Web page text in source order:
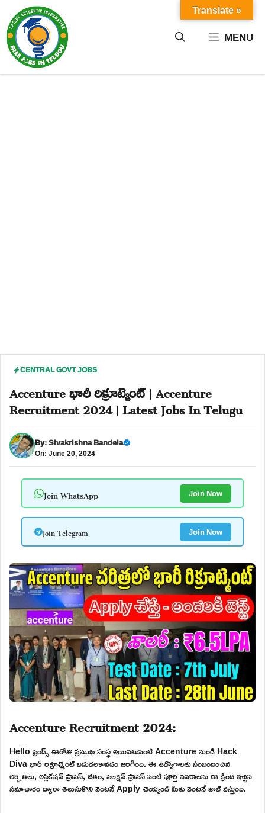
content MENU
CENTRAL GOVT JOBS
Accenture భారీ రిక్రూట్మెంట్ | Accenture
Recruitment 2024 | Latest Jobs In Telugu
By:Sivakrishna Bandela
On: June 20, 2024
Join WhatsApp Join Now
Join Telegram Join Now
Accenture Recruitment 2024:
Hello ఫ్రెండ్స్ ఈరోజు ప్రముఖ సంస్థ అయినటువంటి Accenture నుండి Hack
Diva భారీ రిక్రూట్మెంట్ విడుదలకావడం జరిగింది. ఈ ఉద్యోగాలకు సంబందించిన
అర్హతలు, అప్లికేషన్ ప్రాసెస్, జీతం, సెలక్షన్ ప్రాసెస్ వంటి పూర్తి వివరాలను ఈ క్రింద ఇచ్చిన
సమాచారం ద్వారా తెలుసుకొని వెంటనే Apply చెయ్యండి మీకు వెంటనే జాబ్ వస్తుంది.
Translate »